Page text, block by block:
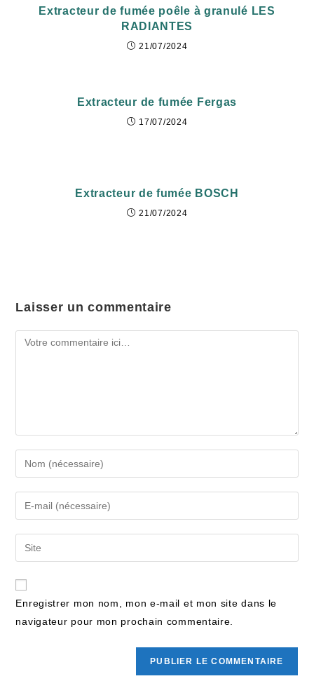
Extracteur de fumée poêle à granulé LES
RADIANTES
21/07/2024
Extracteur de fumée Fergas
17/07/2024
Extracteur de fumée BOSCH
21/07/2024
Laisser un commentaire
Enregistrer mon nom, mon e-mail et mon site dans le
navigateur pour mon prochain commentaire.